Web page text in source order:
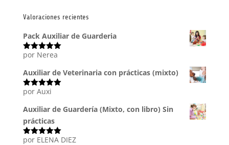
Valoraciones recientes
Pack Auxiliar de Guarderia
Valorado
por Nerea
Auxiliar de Veterinaria con prácticas (mixto)
Valorado
por Auxi
Auxiliar de Guardería (Mixto, con libro) Sin
prácticas
Valorado
por ELENA DIEZ